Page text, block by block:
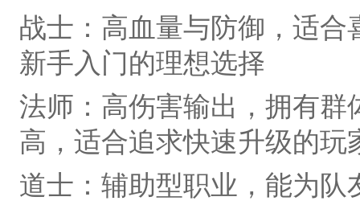
战士‌：高血量与防御，适
新手入门的理想选择
法师‌：高伤害输出，拥有群
高，适合追求快速升级的玩
道士‌：辅助型职业，能为